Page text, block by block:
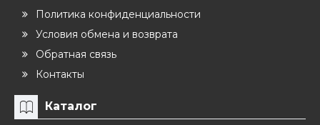
Политика конфиденциальности
Условия обмена и возврата
Обратная связь
Контакты
Каталог